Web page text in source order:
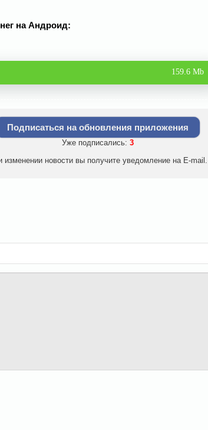
на Андроид:
159.6 Mb
Подписаться на обновления приложения
Уже подписались: 3
изменении новости вы получите уведомление на E-mail.